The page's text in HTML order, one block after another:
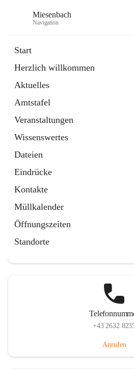
Miesenbach
Navigation
Start
Herzlich willkommen
Aktuelles
Amtstafel
Veranstaltungen
Wissenswertes
Dateien
Eindrücke
Kontakte
Müllkalender
Öffnungszeiten
Standorte
Externe Webseite
in
Tab
Region Schneebergland
Externe Webseite
öffnet
in
neuem
Tab
+43 2632
Anrufen